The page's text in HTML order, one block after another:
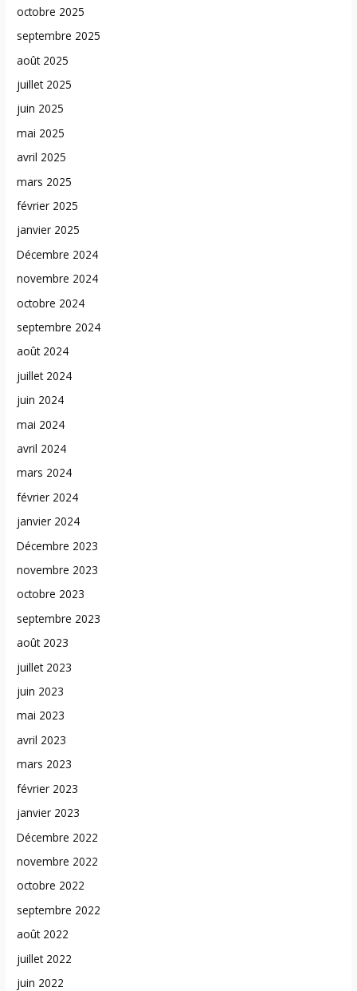
octobre 2025
septembre 2025
août 2025
juillet 2025
juin 2025
mai 2025
avril 2025
mars 2025
février 2025
janvier 2025
Décembre 2024
novembre 2024
octobre 2024
septembre 2024
août 2024
juillet 2024
juin 2024
mai 2024
avril 2024
mars 2024
février 2024
janvier 2024
Décembre 2023
novembre 2023
octobre 2023
septembre 2023
août 2023
juillet 2023
juin 2023
mai 2023
avril 2023
mars 2023
février 2023
janvier 2023
Décembre 2022
novembre 2022
octobre 2022
septembre 2022
août 2022
juillet 2022
juin 2022